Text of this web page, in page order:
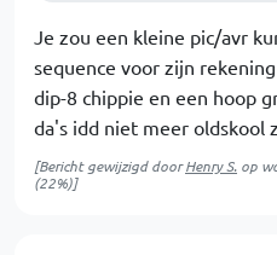
Je zou een kleine pic/avr
sequence voor zijn
dip-8 chippie en een hoop
da's idd niet meer oldskool
[Bericht gewijzigd doorHenry S. op
(22%)]